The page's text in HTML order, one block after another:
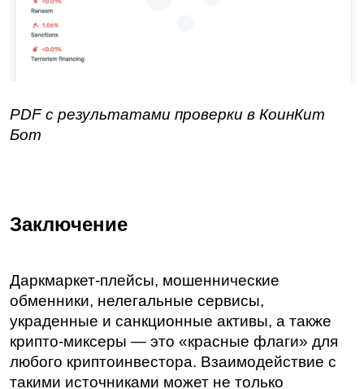
PDF с результатами проверки в КоинКит
Бот
Заключение
Даркмаркет-плейсы, мошеннические
обменники, нелегальные сервисы,
украденные и санкционные активы, а также
крипто-миксеры — это «красные флаги» для
любого криптоинвестора. Взаимодействие с
такими источниками может не только